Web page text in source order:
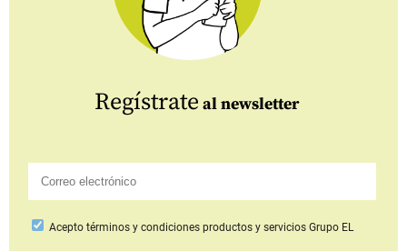
Regístrate al newsletter
Aceptotérminos y condiciones productos y serviciosGrupo EL